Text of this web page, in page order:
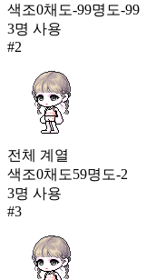
분홍까망 콩콩
1,934
11
골드 메이플 이어링
1,407
유피테르 귀고리
1,391
13
1,390
색조0채도-99명도-99
3명 사용
#2
전체 계열
색조0채도59명도-2
3명 사용
#3